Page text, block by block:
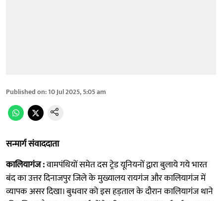
Published on:10 Jul 2025, 5:05 am
सन्मार्ग संवाददाता
कालियागंज :वामपंथियों समेत दस ट्रेड यूनियनों द्वारा बुलाये गये भारत
बंद का उत्तर दिनाजपुर जिले के मुख्यालय रायगंज और कालियागंज में
व्यापक असर दिखा। बुधवार को इस हड़ताल के दौरान कालियागंज थाने